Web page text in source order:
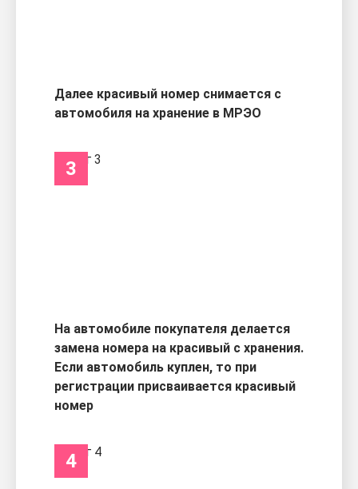
Далее красивый номер снимается с
автомобиля на хранение в МРЭО
3
На автомобиле покупателя делается
замена номера на красивый с хранения.
Если автомобиль куплен, то при
регистрации присваивается красивый
номер
4